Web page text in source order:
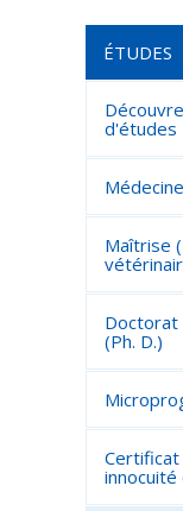
ÉTUDES
d'études
Maîtrise
Doctorat
(Ph. D.)